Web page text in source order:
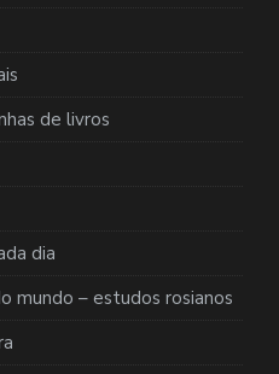
de livros
dia
mundo – estudos rosianos